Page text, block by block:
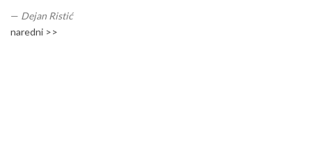
— Dejan Ristić
naredni >>